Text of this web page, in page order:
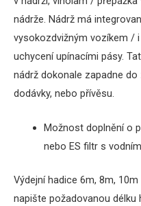
nádrže. Nádrž má
vysokozdvižným vozíkem /
uchycení upínacími pásy.
nádrž dokonale zapadne
dodávky, nebo přívěsu.
Možnost doplnění o
nebo ES filtr s
Výdejní hadice 6m, 8m,
napište požadovanou délku